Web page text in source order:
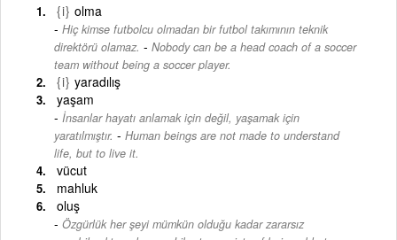
{i} olma
Hiç kimse futbolcu olmadan bir futbol takımının teknik
direktörü olamaz. - Nobody can be a head coach of a soccer
team without being a soccer player.
{i} yaradılış
yaşam
İnsanlar hayatı anlamak için değil, yaşamak için
yaratılmıştır. - Human beings are not made to understand
life, but to live it.
vücut
mahluk
oluş
Özgürlük her şeyi mümkün olduğu kadar zararsız